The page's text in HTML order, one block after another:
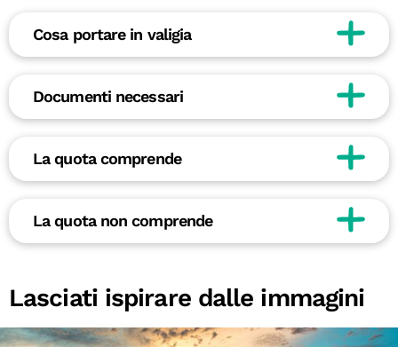
Cosa portare in valigia
Documenti necessari
La quota comprende
La quota non comprende
Lasciati ispirare dalle immagini